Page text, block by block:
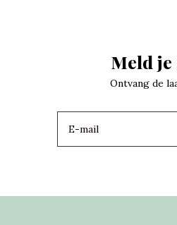
Meld
Ontvang de